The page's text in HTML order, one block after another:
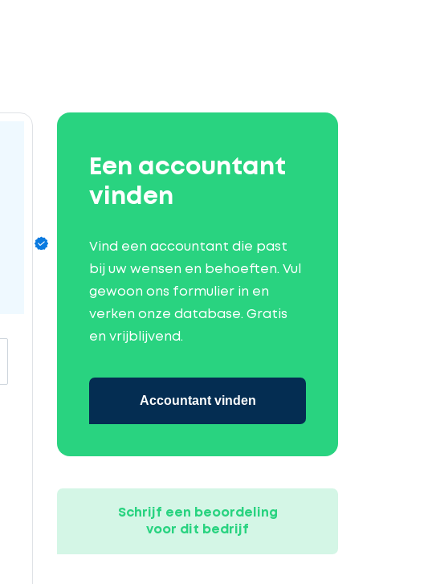
Een accountant
vinden
Vind een accountant die past
bij uw wensen en behoeften. Vul
gewoon ons formulier in en
verken onze database. Gratis
en vrijblijvend.
Accountant vinden
Schrijf een beoordeling
voor dit bedrijf